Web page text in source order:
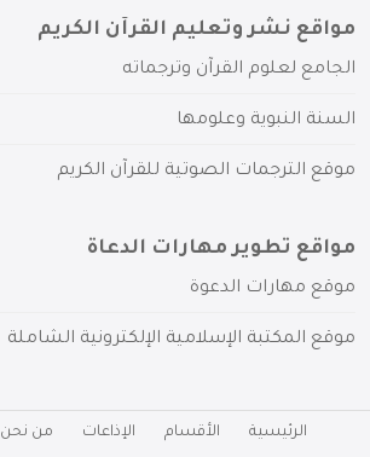
مواقع نشر وتعليم القرآن الكريم
الجامع لعلوم القرآن وترجماته
السنة النبوية وعلومها
موقع الترجمات الصوتية للقرآن الكريم
مواقع تطوير مهارات الدعاة
موقع مهارات الدعوة
موقع المكتبة الإسلامية الإلكترونية الشاملة
الرئيسية الأقسام الإذاعات من نحن